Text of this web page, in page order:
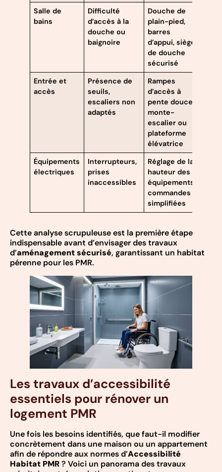
Salle de
bains
Difficulté
d’accès à la
douche ou
baignoire
Douche de
plain-pied,
barres
d’appui, siège
de douche
sécurisé
Entrée et
accès
Présence de
seuils,
escaliers non
adaptés
Rampes
d’accès à
pente douce,
monte-
escalier ou
plateforme
élévatrice
Équipements
électriques
Interrupteurs,
prises
inaccessibles
Réglage de la
hauteur des
équipements,
commandes
simplifiées
Cette analyse scrupuleuse est la première étape
indispensable avant d’envisager des travaux
d’aménagement sécurisé, garantissant un habitat
pérenne pour les PMR.
Les travaux d’accessibilité
essentiels pour rénover un
logement PMR
Une fois les besoins identifiés, que faut-il modifier
concrètement dans une maison ou un appartement
afin de répondre aux normes d’Accessibilité
Habitat PMR? Voici un panorama des travaux